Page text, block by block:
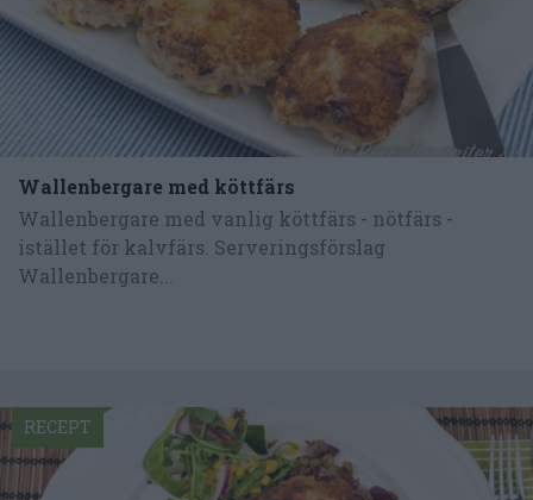
Wallenbergare med köttfärs
Wallenbergare med vanlig köttfärs - nötfärs -
istället för kalvfärs. Serveringsförslag
Wallenbergare...
RECEPT